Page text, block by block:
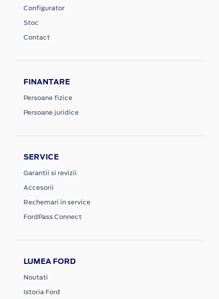
Configurator
Stoc
Contact
FINANTARE
Persoane fizice
Persoane juridice
SERVICE
Garantii si revizii
Accesorii
Rechemari in service
FordPass Connect
LUMEA FORD
Noutati
Istoria Ford